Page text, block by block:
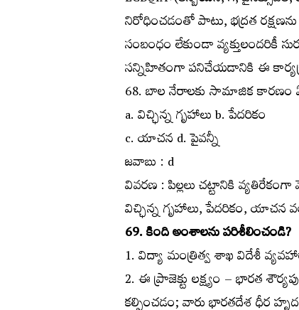
నిరోధించడంతో పాటు, భద్రత
సంబంధం లేకుండా
సన్నిహితంగా పనిచేయడానికి ఈ
68. బాల నేరాలకు సామాజిక కారణం
a. విచ్ఛిన్న గృహాలు b. పేదరికం
c. యాచన d. పైవన్నీ
జవాబు : d
వివరణ : పిల్లలు చట్టానికి
విచ్ఛిన్న గృహాలు, పేదరికం, యాచన
69. కింది అంశాలను పరిశీలించండి?
1. విద్యా మంత్రిత్వ శాఖ విదేశీ
2. ఈ ప్రాజెక్టు లక్ష్యం – భారత